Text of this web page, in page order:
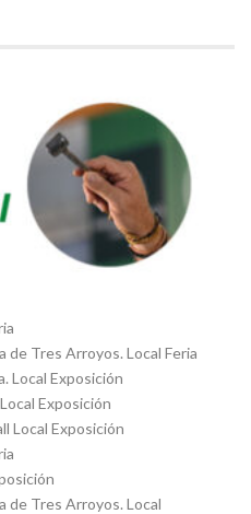
de Tres Arroyos. Local Feria
Local Exposición
Exposición
Local Exposición
de Tres Arroyos. Local